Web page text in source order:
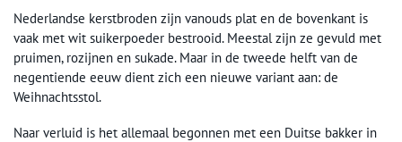
Nederlandse kerstbroden zijn vanouds plat en de bovenkant is
vaak met wit suikerpoeder bestrooid. Meestal zijn ze gevuld met
pruimen, rozijnen en sukade. Maar in de tweede helft van de
negentiende eeuw dient zich een nieuwe variant aan: de
Weihnachtsstol.
Naar verluid is het allemaal begonnen met een Duitse bakker in